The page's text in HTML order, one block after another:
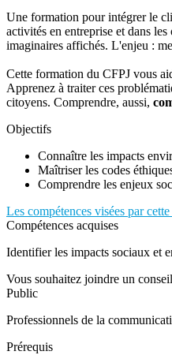
Une formation pour intégrer le
activités en entreprise et dans
imaginaires affichés. L'enjeu :
Cette formation du CFPJ vous
Apprenez à traiter ces
citoyens. Comprendre, aussi,
Objectifs
Connaître les impacts
Maîtriser les codes
Comprendre les enjeux
Les compétences visées par
Compétences acquises
Identifier les impacts sociaux et
Vous souhaitez joindre un
Public
Professionnels de la
Prérequis